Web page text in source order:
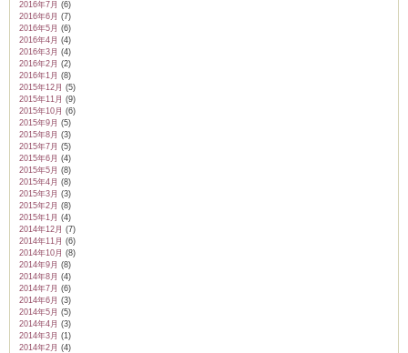
2016年7月 (6)
2016年6月 (7)
2016年5月 (6)
2016年4月 (4)
2016年3月 (4)
2016年2月 (2)
2016年1月 (8)
2015年12月 (5)
2015年11月 (9)
2015年10月 (6)
2015年9月 (5)
2015年8月 (3)
2015年7月 (5)
2015年6月 (4)
2015年5月 (8)
2015年4月 (8)
2015年3月 (3)
2015年2月 (8)
2015年1月 (4)
2014年12月 (7)
2014年11月 (6)
2014年10月 (8)
2014年9月 (8)
2014年8月 (4)
2014年7月 (6)
2014年6月 (3)
2014年5月 (5)
2014年4月 (3)
2014年3月 (1)
2014年2月 (4)